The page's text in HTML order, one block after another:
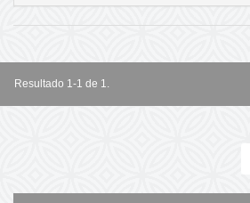
Resultado 1-1 de 1.